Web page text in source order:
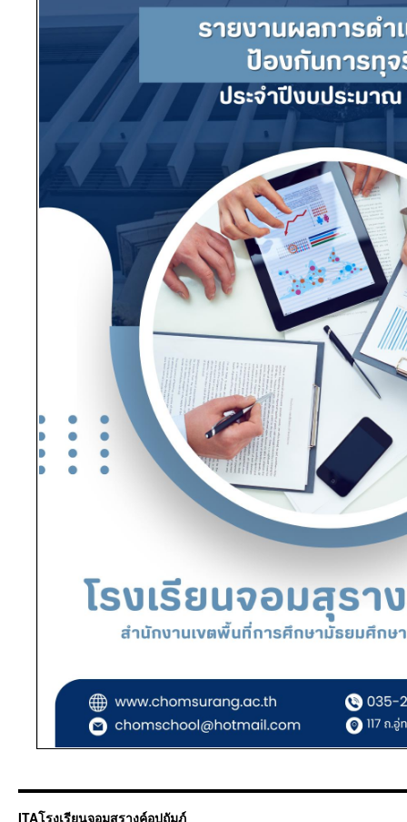
ITAโรงเรียนจอมสุรางค์อุปถัมภ์